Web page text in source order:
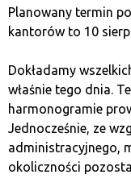
kosztami niż
jest możliwość
w zarządzaniu
Początkujący
oszczędności,
analitycznych,
Planowany termin
kantorów to 10
Dokładamy
właśnie tego dnia.
harmonogramie
Jednocześnie, ze
administracyjnego,
okoliczności